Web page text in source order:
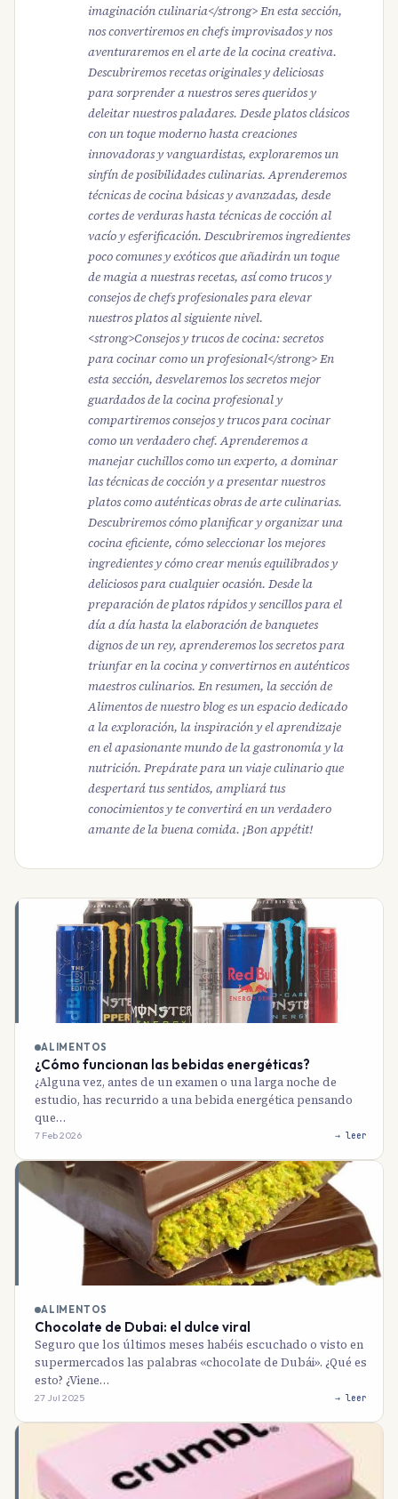
imaginación culinaria</strong> En esta sección,
nos convertiremos en chefs improvisados y nos
aventuraremos en el arte de la cocina creativa.
Descubriremos recetas originales y deliciosas
para sorprender a nuestros seres queridos y
deleitar nuestros paladares. Desde platos clásicos
con un toque moderno hasta creaciones
innovadoras y vanguardistas, exploraremos un
sinfín de posibilidades culinarias. Aprenderemos
técnicas de cocina básicas y avanzadas, desde
cortes de verduras hasta técnicas de cocción al
vacío y esferificación. Descubriremos ingredientes
poco comunes y exóticos que añadirán un toque
de magia a nuestras recetas, así como trucos y
consejos de chefs profesionales para elevar
nuestros platos al siguiente nivel.
<strong>Consejos y trucos de cocina: secretos
para cocinar como un profesional</strong> En
esta sección, desvelaremos los secretos mejor
guardados de la cocina profesional y
compartiremos consejos y trucos para cocinar
como un verdadero chef. Aprenderemos a
manejar cuchillos como un experto, a dominar
las técnicas de cocción y a presentar nuestros
platos como auténticas obras de arte culinarias.
Descubriremos cómo planificar y organizar una
cocina eficiente, cómo seleccionar los mejores
ingredientes y cómo crear menús equilibrados y
deliciosos para cualquier ocasión. Desde la
preparación de platos rápidos y sencillos para el
día a día hasta la elaboración de banquetes
dignos de un rey, aprenderemos los secretos para
triunfar en la cocina y convertirnos en auténticos
maestros culinarios. En resumen, la sección de
Alimentos de nuestro blog es un espacio dedicado
a la exploración, la inspiración y el aprendizaje
en el apasionante mundo de la gastronomía y la
nutrición. Prepárate para un viaje culinario que
despertará tus sentidos, ampliará tus
conocimientos y te convertirá en un verdadero
amante de la buena comida. ¡Bon appétit!
ALIMENTOS
¿Cómo funcionan las bebidas energéticas?
¿Alguna vez, antes de un examen o una larga noche de
estudio, has recurrido a una bebida energética pensando
que…
7 Feb 2026 → leer
ALIMENTOS
Chocolate de Dubai: el dulce viral
Seguro que los últimos meses habéis escuchado o visto en
supermercados las palabras «chocolate de Dubái». ¿Qué es
esto? ¿Viene…
27 Jul 2025 → leer